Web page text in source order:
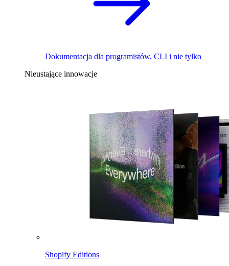
Dokumentacja dla programistów, CLI i nie tylko
Nieustające innowacje
Shopify Editions